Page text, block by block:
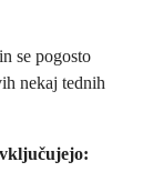
se pogosto
nekaj tednih